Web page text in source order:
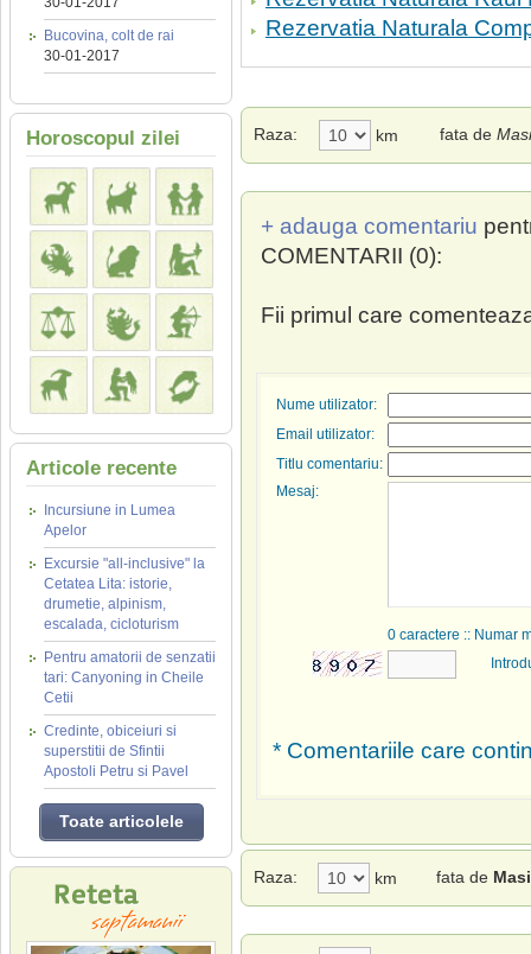
Bucovina, colt de rai
30-01-2017
Horoscopul zilei
Articole recente
Incursiune in Lumea
Apelor
Excursie "all-inclusive" la
Cetatea Lita: istorie,
drumetie, alpinism,
escalada, cicloturism
Pentru amatorii de senzatii
tari: Canyoning in Cheile
Cetii
Credinte, obiceiuri si
superstitii de Sfintii
Apostoli Petru si Pavel
Toate articolele
Rezervatia Naturala
Raza: km fata de
+ adauga comentariu
COMENTARII (0):
Fii primul care
Nume utilizator:
Email utilizator:
Titlu comentariu:
Mesaj:
0 caractere :: Numar
* Comentariile care
Raza: km fata de